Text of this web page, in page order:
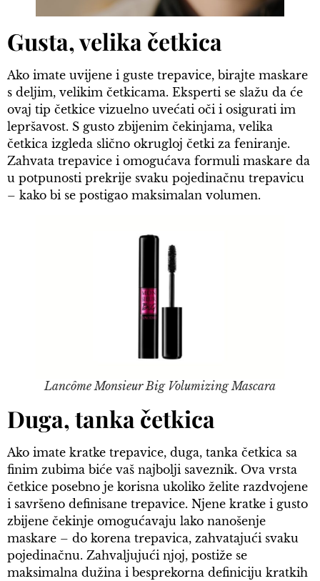
Gusta, velika četkica
Ako imate uvijene i guste trepavice, birajte maskare
s deljim, velikim četkicama. Eksperti se slažu da će
ovaj tip četkice vizuelno uvećati oči i osigurati im
lepršavost. S gusto zbijenim čekinjama, velika
četkica izgleda slično okrugloj četki za feniranje.
Zahvata trepavice i omogućava formuli maskare da
u potpunosti prekrije svaku pojedinačnu trepavicu
– kako bi se postigao maksimalan volumen.
Lancôme Monsieur Big Volumizing Mascara
Duga, tanka četkica
Ako imate kratke trepavice, duga, tanka četkica sa
finim zubima biće vaš najbolji saveznik. Ova vrsta
četkice posebno je korisna ukoliko želite razdvojene
i savršeno definisane trepavice. Njene kratke i gusto
zbijene čekinje omogućavaju lako nanošenje
maskare – do korena trepavica, zahvatajući svaku
pojedinačnu. Zahvaljujući njoj, postiže se
maksimalna dužina i besprekorna definiciju kratkih